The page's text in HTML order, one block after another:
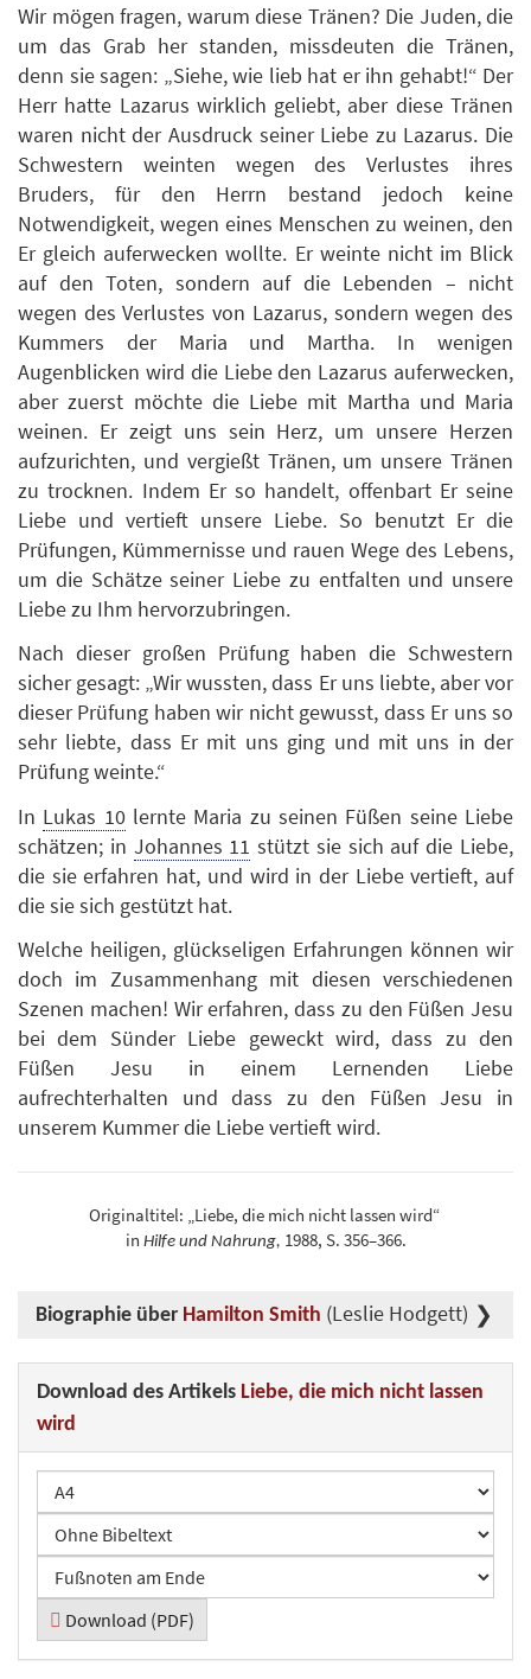
Wir mögen fragen, warum diese Tränen? Die Juden, die
um das Grab her standen, missdeuten die Tränen,
denn sie sagen: „Siehe, wie lieb hat er ihn gehabt!“ Der
Herr hatte Lazarus wirklich geliebt, aber diese Tränen
waren nicht der Ausdruck seiner Liebe zu Lazarus. Die
Schwestern weinten wegen des Verlustes ihres
Bruders, für den Herrn bestand jedoch keine
Notwendigkeit, wegen eines Menschen zu weinen, den
Er gleich auferwecken wollte. Er weinte nicht im Blick
auf den Toten, sondern auf die Lebenden – nicht
wegen des Verlustes von Lazarus, sondern wegen des
Kummers der Maria und Martha. In wenigen
Augenblicken wird die Liebe den Lazarus auferwecken,
aber zuerst möchte die Liebe mit Martha und Maria
weinen. Er zeigt uns sein Herz, um unsere Herzen
aufzurichten, und vergießt Tränen, um unsere Tränen
zu trocknen. Indem Er so handelt, offenbart Er seine
Liebe und vertieft unsere Liebe. So benutzt Er die
Prüfungen, Kümmernisse und rauen Wege des Lebens,
um die Schätze seiner Liebe zu entfalten und unsere
Liebe zu Ihm hervorzubringen.
Nach dieser großen Prüfung haben die Schwestern
sicher gesagt: „Wir wussten, dass Er uns liebte, aber vor
dieser Prüfung haben wir nicht gewusst, dass Er uns so
sehr liebte, dass Er mit uns ging und mit uns in der
Prüfung weinte.“
In Lukas 10lernte Maria zu seinen Füßen seine Liebe
schätzen; in Johannes 11 stützt sie sich auf die Liebe,
die sie erfahren hat, und wird in der Liebe vertieft, auf
die sie sich gestützt hat.
Welche heiligen, glückseligen Erfahrungen können wir
doch im Zusammenhang mit diesen verschiedenen
Szenen machen! Wir erfahren, dass zu den Füßen Jesu
bei dem Sünder Liebe geweckt wird, dass zu den
Füßen Jesu in einem Lernenden Liebe
aufrechterhalten und dass zu den Füßen Jesu in
unserem Kummer die Liebe vertieft wird.
Originaltitel: „Liebe, die mich nicht lassen wird“
in Hilfe und Nahrung, 1988, S. 356–366.
Biographie über Hamilton Smith (Leslie Hodgett)
Download des Artikels Liebe, die mich nicht lassen
wird
Download (PDF)